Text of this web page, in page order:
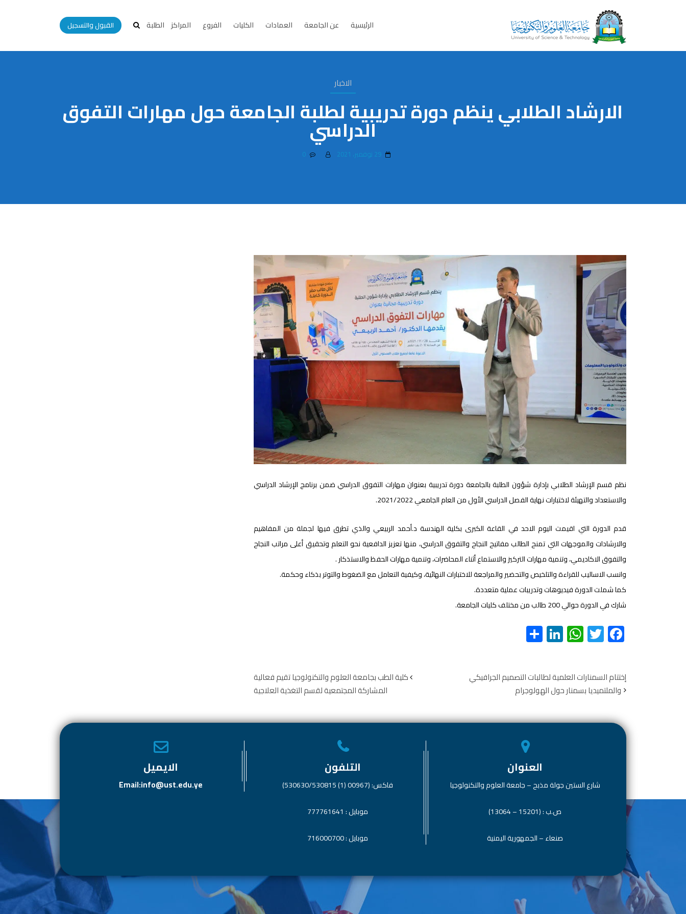
الرئيسية عن الجامعة العمادات الكليات الفروع المراكز الطلبة القبول والتسجيل
الاخبار
الارشاد الطلابي ينظم دورة تدريبية لطلبة الجامعة حول مهارات التفوق
الدراسي
0
نظم قسم الإرشاد الطلابي بإدارة شؤون الطلبة بالجامعة دورة تدريبية بعنوان مهارات التفوق الدراسي ضمن برنامج الإرشاد الدراسي
والاستعداد والتهيئة لاختبارات نهاية الفصل الدراسي الأول من العام الجامعي 2021/2022.
قدم الدورة التي اقيمت اليوم الاحد في القاعة الكبرى بكلية الهندسة د.أحمد الربيعي والذي تطرق فيها لجملة من المفاهيم
والارشادات والموجهات التي تمنح الطالب مفاتيح النجاح والتفوق الدراسي، منها تعزيز الدافعية نحو التعلم وتحقيق أعلى مراتب النجاح
والتفوق الاكاديمي، وتنمية مهارات التركيز والاستماع أثناء المحاضرات، وتنمية مهارات الحفظ والاستذكار .
وانسب الاساليب للقراءة والتلخيص والتحضير والمراجعة للاختبارات النهائية، وكيفية التعامل مع الضغوط والتوتر بذكاء وحكمة.
كما شملت الدورة فيديوهات وتدريبات عملية متعددة.
شارك في الدورة حوالي 200 طالب من مختلف كليات الجامعة.
F
ac
e
b
o
ok
T
wi
tt
er
W
h
at
s
A
p
p
Li
nk
e
dI
n
ar
e
كلية الطب بجامعة العلوم والتكنولوجيا تقيم فعالية
المشاركة المجتمعية لقسم التغذية العلاجية
إختتام السمنارات العلمية لطالبات التصميم الجرافيكي
والملتميديا بسمنار حول الهولوجرام
العنوان
شارع الستين جولة مذبح – جامعة العلوم والتكنولوجيا
ص.ب : (15201 – 13064)
صنعاء – الجمهورية اليمنية
التلفون
فاكس: (00967 (1) 530630/530815)
موبايل : 777761641
موبايل : 716000700
الايميل
Email:info@ust.edu.ye